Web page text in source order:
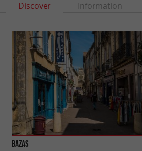
Discover Information
Bazas